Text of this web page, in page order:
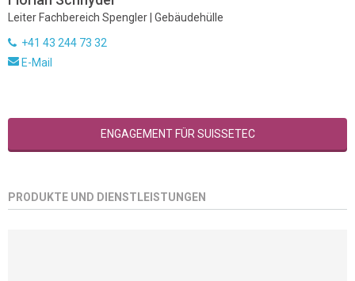
Leiter Fachbereich Spengler | Gebäudehülle
+41 43 244 73 32
E-Mail
ENGAGEMENT FÜR SUISSETEC
PRODUKTE UND DIENSTLEISTUNGEN